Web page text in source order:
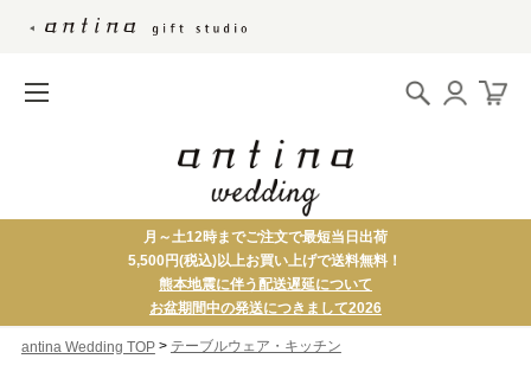
月～土12時までご注文で最短当日出荷
5,500円(税込)以上お買い上げで送料無料！
熊本地震に伴う配送遅延について
お盆期間中の発送につきまして2026
antina Wedding TOP> テーブルウェア・キッチン